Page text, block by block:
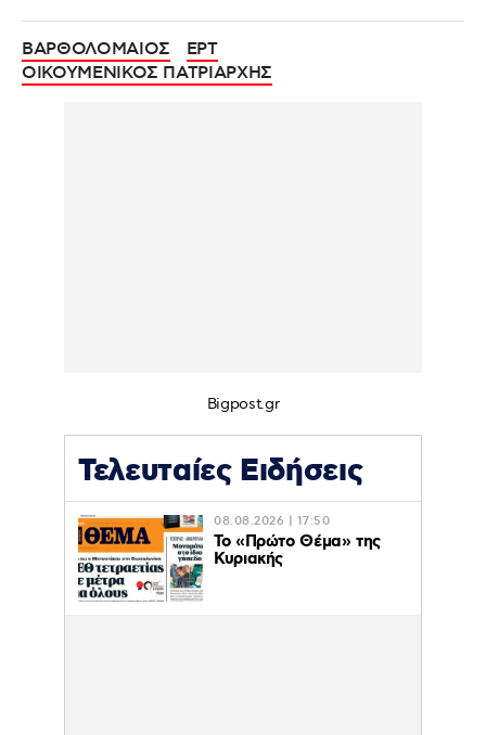
ΒΑΡΘΟΛΟΜΑΙΟΣ
ΕΡΤ
ΟΙΚΟΥΜΕΝΙΚΟΣ ΠΑΤΡΙΑΡΧΗΣ
Bigpost.gr
Τελευταίες Ειδήσεις
08.08.2026 | 17:50
Το «Πρώτο Θέμα» της
Κυριακής